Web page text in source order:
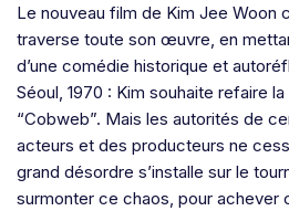
Le nouveau film de Kim Jee Woon
traverse toute son œuvre, en
d’une comédie historique et
Séoul, 1970 : Kim souhaite refaire
“Cobweb”. Mais les autorités de
acteurs et des producteurs ne
grand désordre s’installe sur le
surmonter ce chaos, pour achever